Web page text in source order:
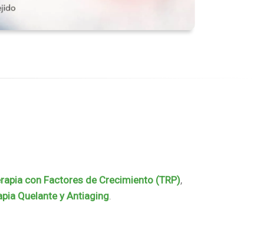
con Factores de Crecimiento (TRP),
Quelante y Antiaging.